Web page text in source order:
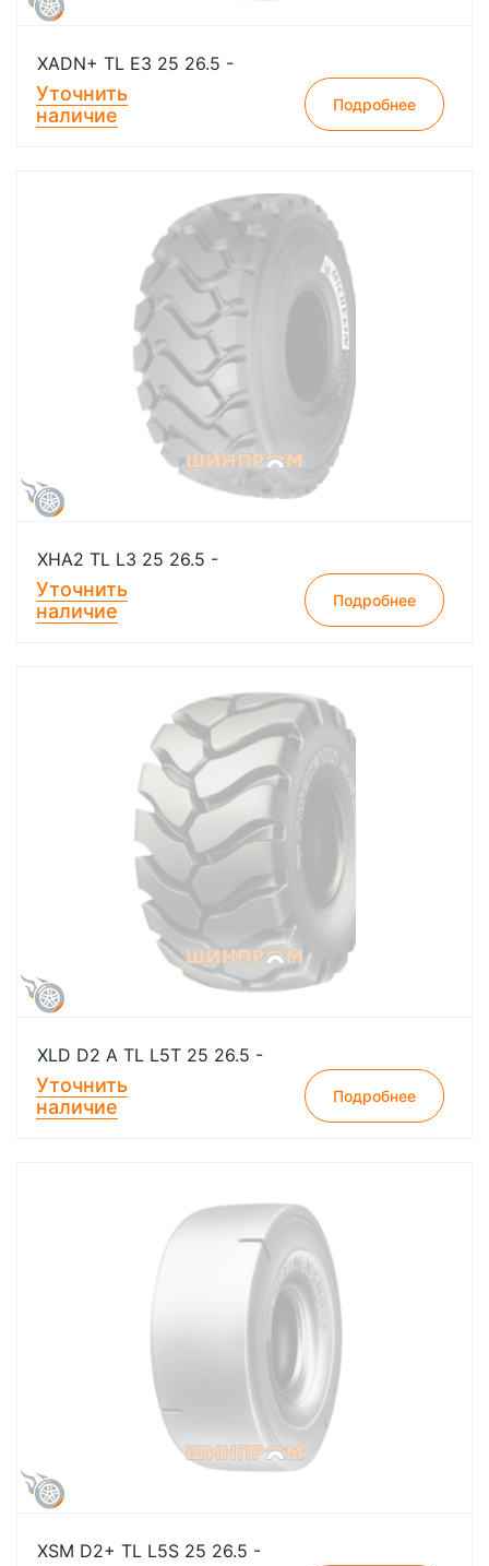
XADN+ TL E3 25 26.5 -
Уточнить
наличие
Подробнее
XHA2 TL L3 25 26.5 -
Уточнить
наличие
Подробнее
XLD D2 A TL L5T 25 26.5 -
Уточнить
наличие
Подробнее
XSM D2+ TL L5S 25 26.5 -